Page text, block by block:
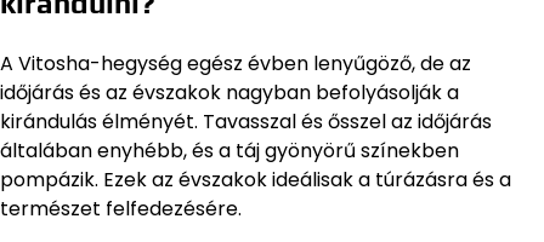
A Vitosha-hegység egész évben lenyűgöző, de az
időjárás és az évszakok nagyban befolyásolják a
kirándulás élményét. Tavasszal és ősszel az időjárás
általában enyhébb, és a táj gyönyörű színekben
pompázik. Ezek az évszakok ideálisak a túrázásra és a
természet felfedezésére.